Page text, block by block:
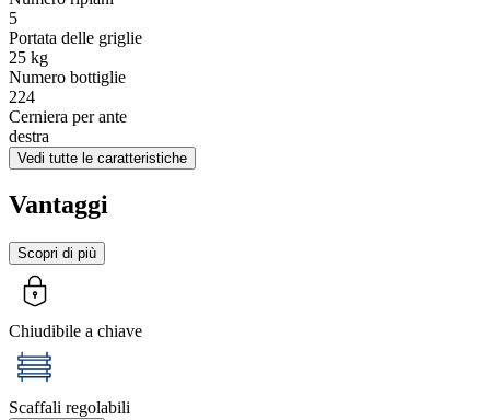
5
Portata delle griglie
25 kg
Numero bottiglie
224
Cerniera per ante
destra
Vedi tutte le caratteristiche
Vantaggi
Scopri di più
Chiudibile a chiave
Scaffali regolabili